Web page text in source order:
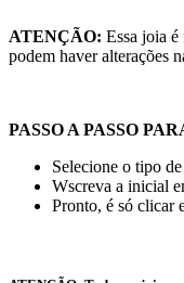
ATENÇÃO: Essa joia é
podem haver alterações
PASSO A PASSO
Selecione o tipo
Wscreva a inicial
Pronto, é só clicar